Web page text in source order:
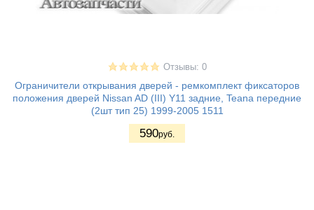
Отзывы: 0
Ограничители открывания дверей - ремкомплект фиксаторов
положения дверей Nissan AD (III) Y11 задние, Teana передние
(2шт тип 25) 1999-2005 1511
590руб.